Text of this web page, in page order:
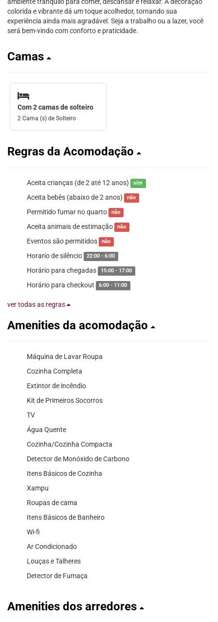
colorida e vibrante dá um toque acolhedor, tornando sua
experiência ainda mais agradável. Seja a trabalho ou a lazer, você
será bem-vindo com conforto e praticidade.
Camas
Com 2 camas de solteiro
2 Cama (s) de Solteiro
Regras da Acomodação
Aceita crianças (de 2 até 12 anos) sim
Aceita bebês (abaixo de 2 anos) não
Permitido fumar no quarto não
Aceita animais de estimação não
Eventos são permitidos não
Horario de silêncio 22:00 - 6:00
Horário para chegadas 15:00 - 17:00
Horário para checkout 6:00 - 11:00
ver todas as regras
Amenities da acomodação
Máquina de Lavar Roupa
Cozinha Completa
Extintor de incêndio
Kit de Primeiros Socorros
TV
Água Quente
Cozinha/Cozinha Compacta
Detector de Monóxido de Carbono
Itens Básicos de Cozinha
Xampu
Roupas de cama
Itens Básicos de Banheiro
Wi-fi
Ar Condicionado
Louças e Talheres
Detector de Fumaça
Amenities dos arredores